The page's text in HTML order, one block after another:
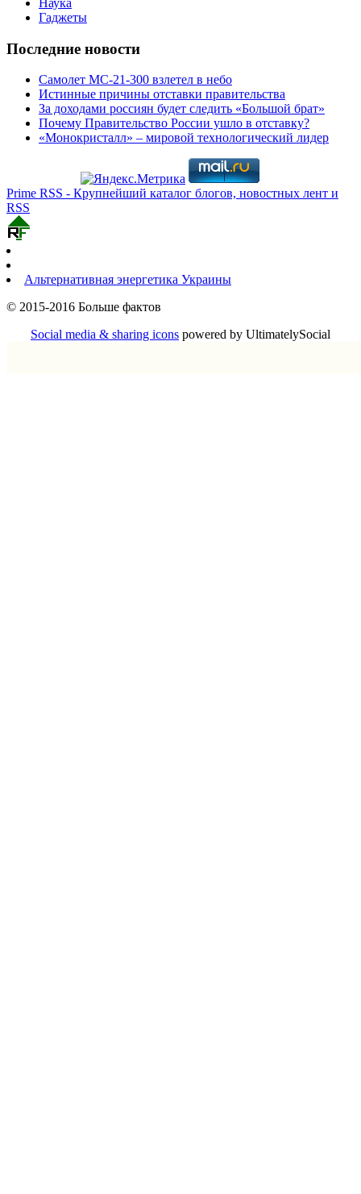
Гаджеты
Последние новости
Самолет МС-21-300 взлетел в небо
Истинные причины отставки правительства
За доходами россиян будет следить «Большой брат»
Почему Правительство России ушло в отставку?
«Монокристалл» – мировой технологический лидер
Prime RSS - Крупнейший каталог блогов, новостных лент и
RSS
Альтернативная энергетика Украины
© 2015-2016 Больше фактов
Social media & sharing icons powered by UltimatelySocial